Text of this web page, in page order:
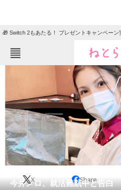
🎁 Switch 2もあたる！ プレゼントキャンペーン
ねとらぼメニュー
ニ
エンタメ
グルメ 地
住まい
動物
会員記事
今井メロ、就活難航中と告白
X Share